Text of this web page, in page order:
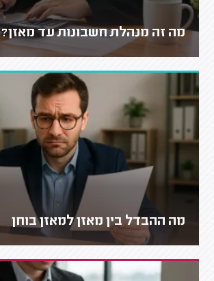
מה זה מנהלת חשבונות עד מאזן?
מה ההבדל בין מאזן למאזן בוחן